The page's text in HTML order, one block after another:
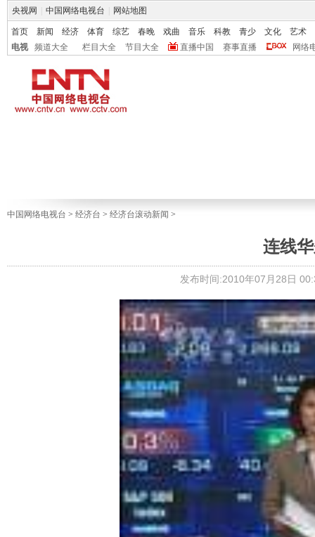
央视网 中国网络电视台 网站地图
首页 新闻 经济 体育 综艺 春晚 戏曲 音乐 科教 青少 文化
艺术
电视
频道大全 栏目大全 节目大全 直播中国 赛事直播 网络
中国网络电视台 > 经济台 > 经济台滚动新闻 >
连线
发布时间:2010年07月28日